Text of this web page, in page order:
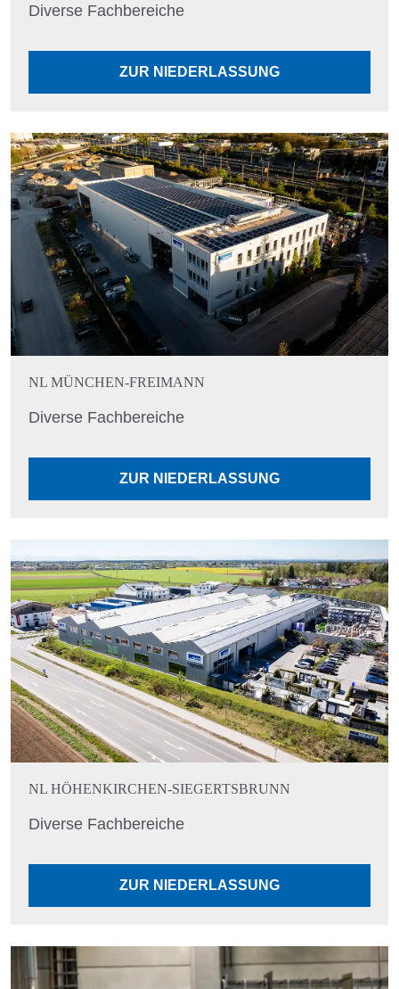
Diverse Fachbereiche
ZUR NIEDERLASSUNG
NL MÜNCHEN-FREIMANN
Diverse Fachbereiche
ZUR NIEDERLASSUNG
NL HÖHENKIRCHEN-SIEGERTSBRUNN
Diverse Fachbereiche
ZUR NIEDERLASSUNG